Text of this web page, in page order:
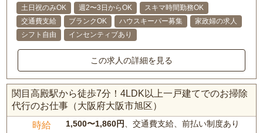
土日祝のみOK 週2〜3日からOK
スキマ時間勤務OK
交通費支給
ブランクOK ハウスキーパー募集
家政婦の求人
シフト自由
インセンティブあり
この求人の詳細を見る
関目高殿駅から徒歩7分！4LDK以上一戸建てでのお掃除
代行のお仕事（大阪府大阪市旭区）
時給 1,500〜1,860円、交通費支給、前払い制度あり